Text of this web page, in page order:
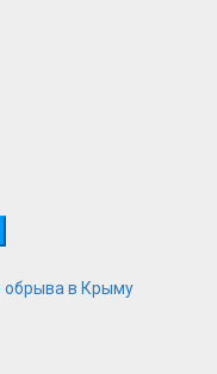
обрыва в Крыму